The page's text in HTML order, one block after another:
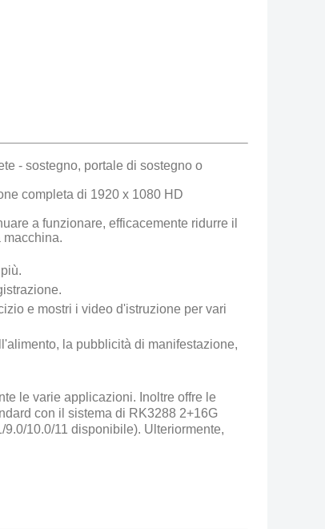
- sostegno, portale di sostegno o
completa di 1920 x 1080 HD
a funzionare, efficacemente ridurre il
macchina.
e mostri i video d'istruzione per vari
la pubblicità di manifestazione,
le varie applicazioni. Inoltre offre le
con il sistema di RK3288 2+16G
10.0/11 disponibile). Ulteriormente,